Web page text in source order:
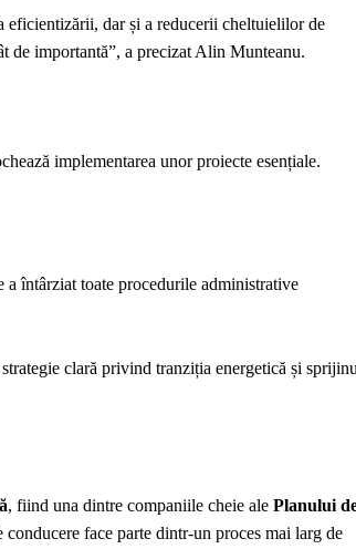
eficientizării, dar și a reducerii cheltuielilor de
de importantă”, a precizat Alin Munteanu.
implementarea unor proiecte esențiale.
a întârziat toate procedurile administrative
clară privind tranziția energetică și
, fiind una dintre companiile cheie ale Planului
face parte dintr-un proces mai larg de